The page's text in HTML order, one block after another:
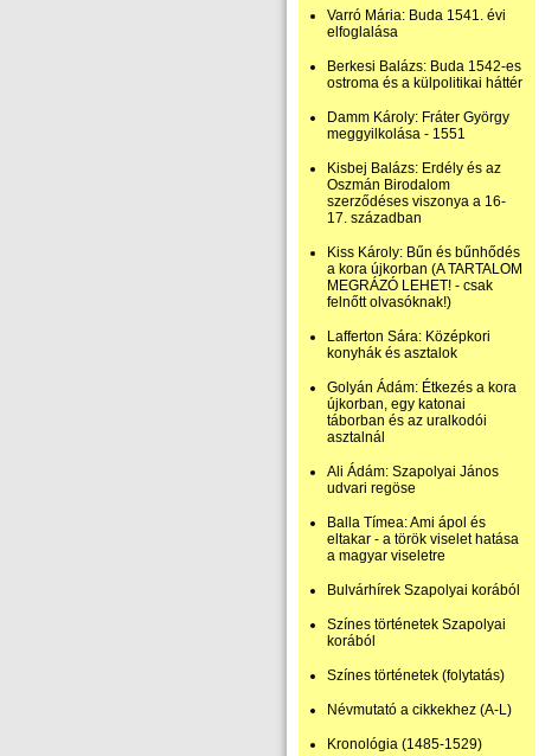
Varró Mária: Buda 1541. évi
elfoglalása
Berkesi Balázs: Buda 1542-es
ostroma és a külpolitikai háttér
Damm Károly: Fráter György
meggyilkolása - 1551
Kisbej Balázs: Erdély és az
Oszmán Birodalom
szerződéses viszonya a 16-
17. században
Kiss Károly: Bűn és bűnhődés
a kora újkorban (A TARTALOM
MEGRÁZÓ LEHET! - csak
felnőtt olvasóknak!)
Lafferton Sára: Középkori
konyhák és asztalok
Golyán Ádám: Étkezés a kora
újkorban, egy katonai
táborban és az uralkodói
asztalnál
Ali Ádám: Szapolyai János
udvari regöse
Balla Tímea: Ami ápol és
eltakar - a török viselet hatása
a magyar viseletre
Bulvárhírek Szapolyai korából
Színes történetek Szapolyai
korából
Színes történetek (folytatás)
Névmutató a cikkekhez (A-L)
Kronológia (1485-1529)